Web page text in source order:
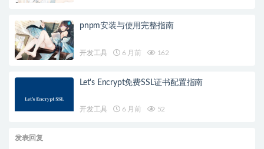
pnpm安装与使用完整指南
开发工具 6 月前 162
Let's Encrypt免费SSL证书配置指南
开发工具 6 月前 52
发表回复